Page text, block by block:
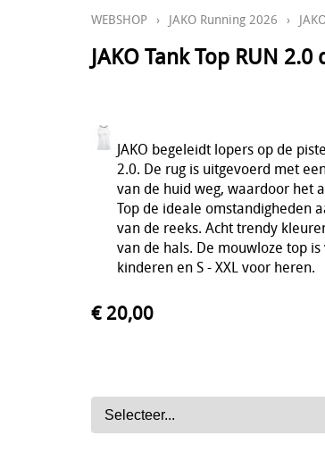
WEBSHOP › JAKO Running 2026 ›
JAKO Tank Top RUN
JAKO begeleidt lopers op de
2.0. De rug is uitgevoerd met
van de huid weg, waardoor het
Top de ideale omstandigheden
van de reeks. Acht trendy
van de hals. De mouwloze top
kinderen en S - XXL voor heren.
€ 20,00